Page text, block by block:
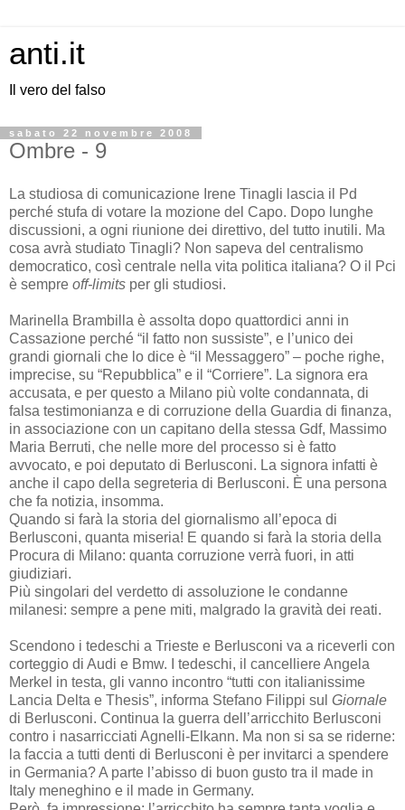
anti.it
Il vero del falso
sabato 22 novembre 2008
Ombre - 9
La studiosa di comunicazione Irene Tinagli lascia il Pd
perché stufa di votare la mozione del Capo. Dopo lunghe
discussioni, a ogni riunione dei direttivo, del tutto inutili. Ma
cosa avrà studiato Tinagli? Non sapeva del centralismo
democratico, così centrale nella vita politica italiana? O il Pci
è sempre off-limits per gli studiosi.
Marinella Brambilla è assolta dopo quattordici anni in
Cassazione perché “il fatto non sussiste”, e l’unico dei
grandi giornali che lo dice è “il Messaggero” – poche righe,
imprecise, su “Repubblica” e il “Corriere”. La signora era
accusata, e per questo a Milano più volte condannata, di
falsa testimonianza e di corruzione della Guardia di finanza,
in associazione con un capitano della stessa Gdf, Massimo
Maria Berruti, che nelle more del processo si è fatto
avvocato, e poi deputato di Berlusconi. La signora infatti è
anche il capo della segreteria di Berlusconi. È una persona
che fa notizia, insomma.
Quando si farà la storia del giornalismo all’epoca di
Berlusconi, quanta miseria! E quando si farà la storia della
Procura di Milano: quanta corruzione verrà fuori, in atti
giudiziari.
Più singolari del verdetto di assoluzione le condanne
milanesi: sempre a pene miti, malgrado la gravità dei reati.
Scendono i tedeschi a Trieste e Berlusconi va a riceverli con
corteggio di Audi e Bmw. I tedeschi, il cancelliere Angela
Merkel in testa, gli vanno incontro “tutti con italianissime
Lancia Delta e Thesis”, informa Stefano Filippi sul Giornale
di Berlusconi. Continua la guerra dell’arricchito Berlusconi
contro i nasarricciati Agnelli-Elkann. Ma non si sa se riderne:
la faccia a tutti denti di Berlusconi è per invitarci a spendere
in Germania? A parte l’abisso di buon gusto tra il made in
Italy meneghino e il made in Germany.